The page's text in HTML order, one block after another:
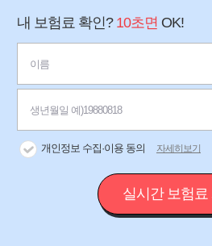
내 보험료 확인? 10초면 OK!
개인정보 수집·이용 동의 자세히보기
실시간 보험료